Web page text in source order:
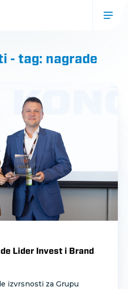
- tag: nagrade
Lider Invest i Brand
izvrsnosti za Grupu